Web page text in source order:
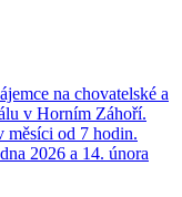
na chovatelské a
v Horním Záhoří.
měsíci od 7 hodin.
2026 a 14. února